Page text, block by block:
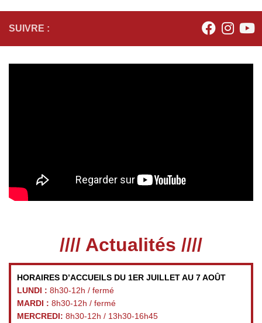
SUIVRE :
//// Actualités ////
HORAIRES D’ACCUEILS DU 1ER JUILLET AU 7 AOÛT
LUNDI : 8h30-12h / fermé
MARDI : 8h30-12h / fermé
MERCREDI: 8h30-12h / 13h30-16h45